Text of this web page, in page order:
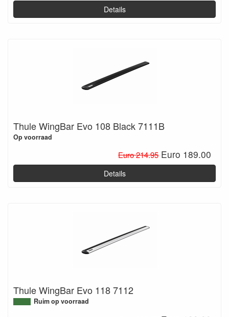
Details
Thule WingBar Evo 108 Black 7111B
Op voorraad
Euro 214.95 Euro 189.00
Details
Thule WingBar Evo 118 7112
Ruim op voorraad